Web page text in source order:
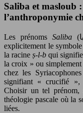
Saliba et masloub
l’anthroponymie
Les prénoms Saliba
explicitement le
la racine ṣ-l-b qui
la croix » ou
chez les
signifiant « crucifié »,
Choisir un tel prénom,
théologie pascale où la
liées.